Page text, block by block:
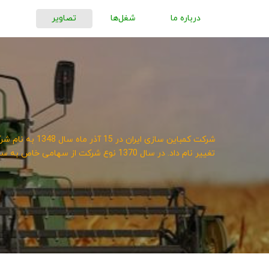
درباره ما شغل‌ها تصاویر